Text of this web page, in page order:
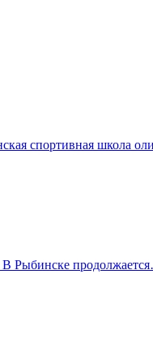
спортивная школа
В Рыбинске